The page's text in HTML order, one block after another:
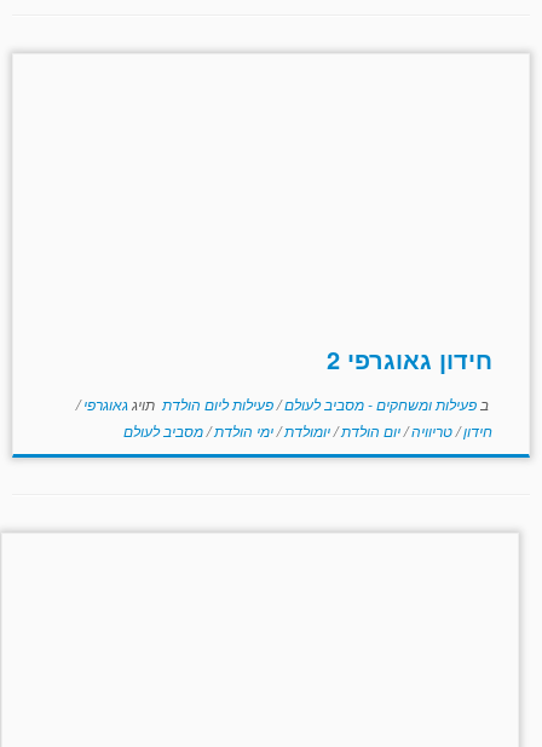
חידון גאוגרפי 2
ב פעילות ומשחקים - מסביב לעולם/פעילות ליום הולדת תויגגאוגרפי/
חידון/טריוויה/יום הולדת/יומולדת/ימי הולדת/מסביב לעולם